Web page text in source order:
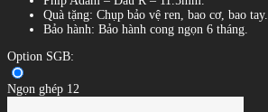
Quà tặng: Chụp bảo vệ ren, bao cơ, bao tay.
Bảo hành: Bảo hành cong ngọn 6 tháng.
Option SGB:
Ngọn ghép 12